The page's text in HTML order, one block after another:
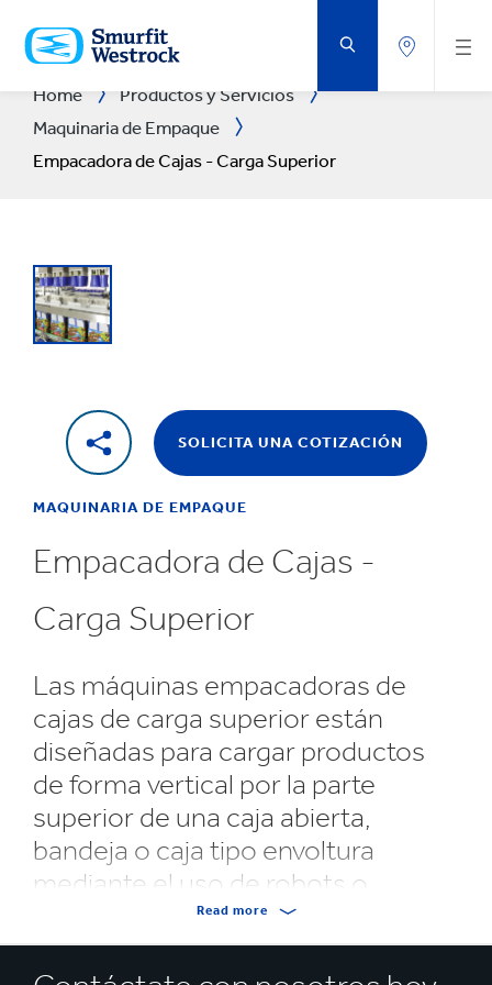
AL
CONTENIDO
PRINCIPAL
Home
Productos y Servicios
Maquinaria de Empaque
Empacadora de Cajas - Carga Superior
SOLICITA UNA COTIZACIÓN
MAQUINARIA DE EMPAQUE
Empacadora de Cajas -
Carga Superior
Las máquinas empacadoras de
cajas de carga superior están
diseñadas para cargar productos
de forma vertical por la parte
superior de una caja abierta,
bandeja o caja tipo envoltura
mediante el uso de robots o
sistemas de recogida y colocación
Read more